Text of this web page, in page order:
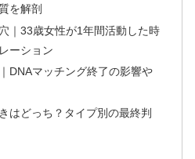
ル・シニア婚活
率 9割以上
上
（成功報酬型）
た専門サポート。再婚・
を解剖
｜33歳女性が1年間活動した時
ーション
DNAマッチング終了の影響や
はどっち？タイプ別の最終判